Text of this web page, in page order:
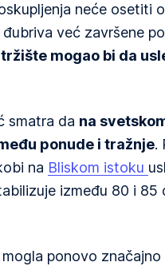
neće osetiti
već završene
mogao bi da
smatra da na
ponude i tražnje.
na Bliskom istoku
između 80 i 85
ponovo